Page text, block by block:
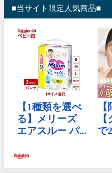
■当サイト限定人気商品■